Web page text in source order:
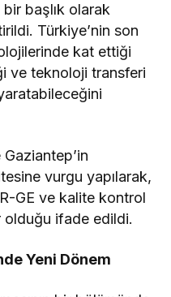
bir başlık olarak
Türkiye’nin son
kat ettiği
ve teknoloji transferi
vurgu yapılarak,
GE ve kalite kontrol
olduğu ifade edildi.
Yeni Dönem